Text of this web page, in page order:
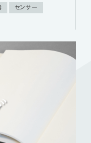
センサー